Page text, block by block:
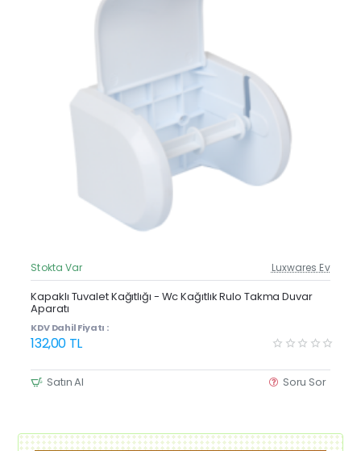
Güncel Fiyat
Yeni Ürün
Stokta Var Luxwares Ev
Kapaklı Tuvalet Kağıtlığı - Wc Kağıtlık Rulo Takma Duvar
Aparatı
KDV Dahil Fiyatı :
132,00 TL
Satın Al Soru Sor